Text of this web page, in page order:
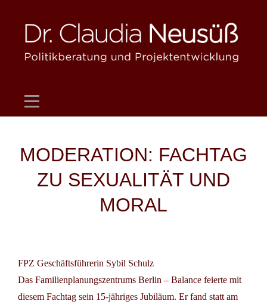
content
MODERATION: FACHTAG
ZU SEXUALITÄT UND
MORAL
FPZ Geschäftsführerin Sybil Schulz
Das Familienplanungszentrums Berlin – Balance feierte mit
diesem Fachtag sein 15-jähriges Jubiläum. Er fand statt am
Beitragsnavigation